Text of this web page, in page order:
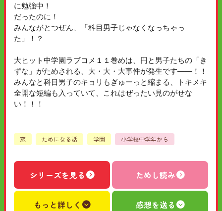
に勉強中！
だったのに！
みんながとつぜん、「科目男子じゃなくなっちゃっ
た」！？
大ヒット中学園ラブコメ１１巻めは、円と男子たちの「き
ずな」がためされる、大・大・大事件が発生です――！！
みんなと科目男子のキョリもぎゅーっと縮まる、トキメキ
全開な短編も入っていて、これはぜったい見のがせな
い！！！
恋 ためになる話 学園 小学校中学年から
シリーズを見る ためし読み
もっと詳しく 感想を送る